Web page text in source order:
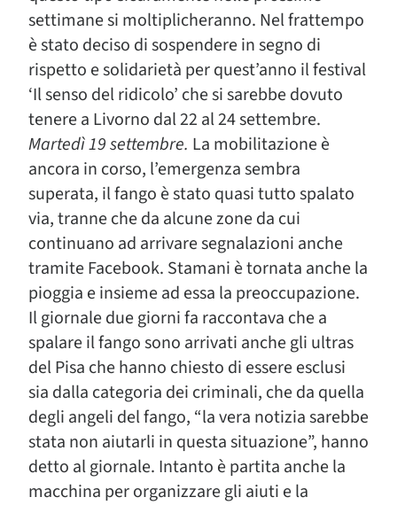
settimane si moltiplicheranno. Nel frattempo
è stato deciso di sospendere in segno di
rispetto e solidarietà per quest’anno il festival
‘Il senso del ridicolo’ che si sarebbe dovuto
tenere a Livorno dal 22 al 24 settembre.
Martedì 19 settembre. La mobilitazione è
ancora in corso, l’emergenza sembra
superata, il fango è stato quasi tutto spalato
via, tranne che da alcune zone da cui
continuano ad arrivare segnalazioni anche
tramite Facebook. Stamani è tornata anche la
pioggia e insieme ad essa la preoccupazione.
Il giornale due giorni fa raccontava che a
spalare il fango sono arrivati anche gli ultras
del Pisa che hanno chiesto di essere esclusi
sia dalla categoria dei criminali, che da quella
degli angeli del fango, “la vera notizia sarebbe
stata non aiutarli in questa situazione”, hanno
detto al giornale. Intanto è partita anche la
macchina per organizzare gli aiuti e la